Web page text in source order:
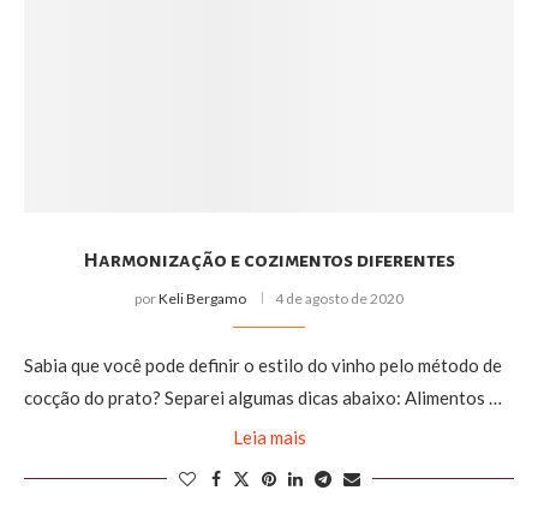
Harmonização e cozimentos diferentes
porKeli Bergamo 4 de agosto de 2020
Sabia que você pode definir o estilo do vinho pelo método de
cocção do prato? Separei algumas dicas abaixo: Alimentos …
Leia mais